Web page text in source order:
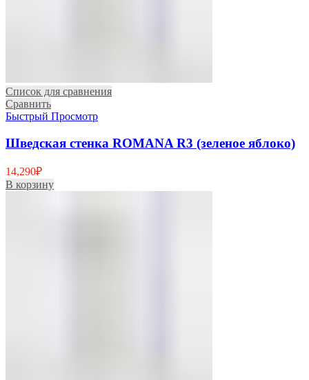
Список для сравнения
Сравнить
Быстрый Просмотр
Шведская стенка ROMANA R3 (зеленое яблоко)
14,290₽
В корзину